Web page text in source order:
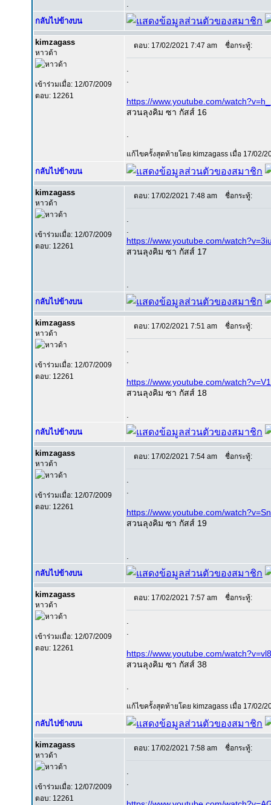
กลับไปข้างบน
kimzagass
หาวด้า
เข้าร่วมเมื่อ: 12/07/2009
ตอบ: 12261
ตอบ: 17/02/2021 7:47 am ชื่อกระทู้:
https://www.youtube.com/
สวนลุงคิม ซา กัสส์ 16
แก้ไขครั้งสุดท้ายโดย kimzagass เมื่อ 17/02/
กลับไปข้างบน
kimzagass
หาวด้า
เข้าร่วมเมื่อ: 12/07/2009
ตอบ: 12261
ตอบ: 17/02/2021 7:48 am ชื่อกระทู้:
https://www.youtube.com/
สวนลุงคิม ซา กัสส์ 17
กลับไปข้างบน
kimzagass
หาวด้า
เข้าร่วมเมื่อ: 12/07/2009
ตอบ: 12261
ตอบ: 17/02/2021 7:51 am ชื่อกระทู้:
https://www.youtube.com/
สวนลุงคิม ซา กัสส์ 18
กลับไปข้างบน
kimzagass
หาวด้า
เข้าร่วมเมื่อ: 12/07/2009
ตอบ: 12261
ตอบ: 17/02/2021 7:54 am ชื่อกระทู้:
https://www.youtube.com/
สวนลุงคิม ซา กัสส์ 19
กลับไปข้างบน
kimzagass
หาวด้า
เข้าร่วมเมื่อ: 12/07/2009
ตอบ: 12261
ตอบ: 17/02/2021 7:57 am ชื่อกระทู้:
https://www.youtube.com/
สวนลุงคิม ซา กัสส์ 38
แก้ไขครั้งสุดท้ายโดย kimzagass เมื่อ 17/02/
กลับไปข้างบน
kimzagass
หาวด้า
เข้าร่วมเมื่อ: 12/07/2009
ตอบ: 12261
ตอบ: 17/02/2021 7:58 am ชื่อกระทู้: